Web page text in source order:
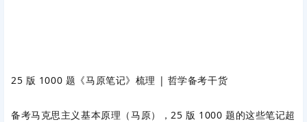
25 版 1000 题《马原笔记》梳理 | 哲学备考干货
备考马克思主义基本原理（马原），25 版 1000 题的这些笔记超